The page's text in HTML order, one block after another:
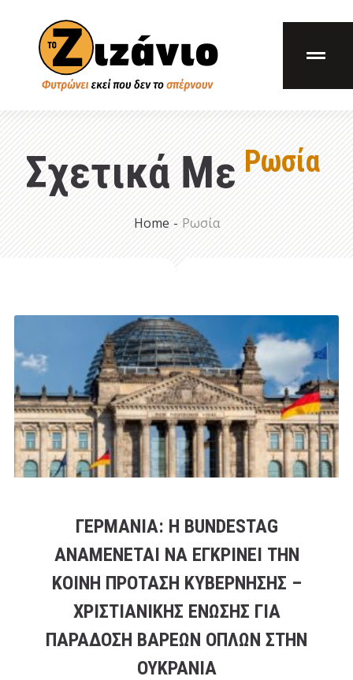
Σχετικά Με Ρωσία
Home - Ρωσία
ΓΕΡΜΑΝΊΑ: Η BUNDESTAG
ΑΝΑΜΈΝΕΤΑΙ ΝΑ ΕΓΚΡΊΝΕΙ ΤΗΝ
ΚΟΙΝΉ ΠΡΌΤΑΣΗ ΚΥΒΈΡΝΗΣΗΣ –
ΧΡΙΣΤΙΑΝΙΚΉΣ ΈΝΩΣΗΣ ΓΙΑ
ΠΑΡΆΔΟΣΗ ΒΑΡΈΩΝ ΌΠΛΩΝ ΣΤΗΝ
ΟΥΚΡΑΝΊΑ